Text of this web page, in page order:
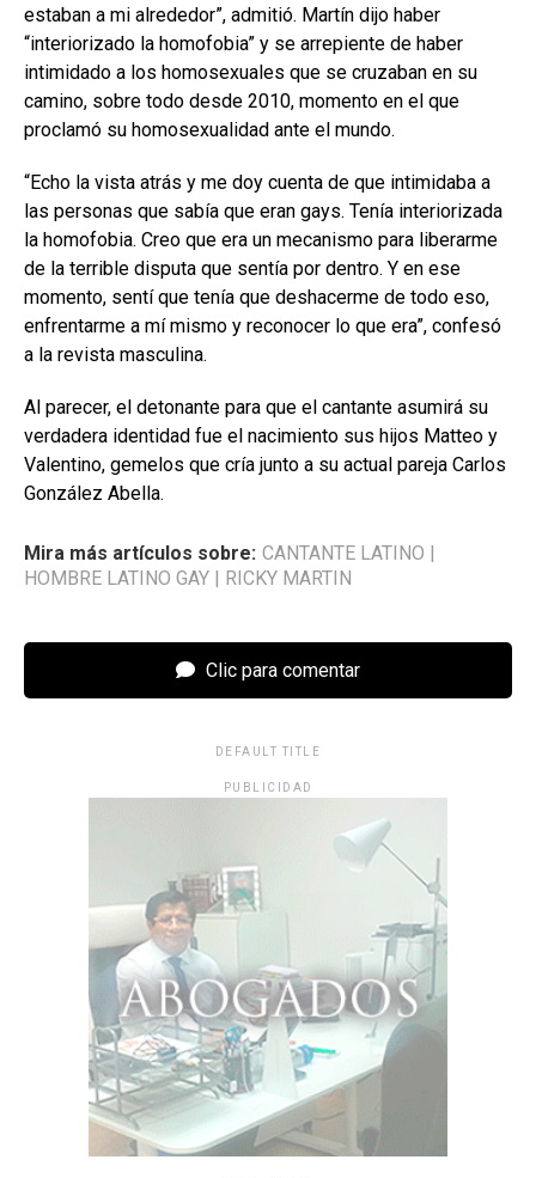
estaban a mi alrededor”, admitió. Martín dijo haber
“interiorizado la homofobia” y se arrepiente de haber
intimidado a los homosexuales que se cruzaban en su
camino, sobre todo desde 2010, momento en el que
proclamó su homosexualidad ante el mundo.
“Echo la vista atrás y me doy cuenta de que intimidaba a
las personas que sabía que eran gays. Tenía interiorizada
la homofobia. Creo que era un mecanismo para liberarme
de la terrible disputa que sentía por dentro. Y en ese
momento, sentí que tenía que deshacerme de todo eso,
enfrentarme a mí mismo y reconocer lo que era”, confesó
a la revista masculina.
Al parecer, el detonante para que el cantante asumirá su
verdadera identidad fue el nacimiento sus hijos Matteo y
Valentino, gemelos que cría junto a su actual pareja Carlos
González Abella.
Mira más artículos sobre: CANTANTE LATINO
HOMBRE LATINO GAY
RICKY MARTIN
Clic para comentar
DEFAULT TITLE
PUBLICIDAD